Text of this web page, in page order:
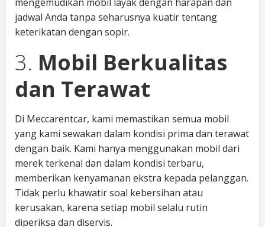
jadwal Anda tanpa seharusnya kuatir tentang
keterikatan dengan sopir.
3. Mobil Berkualitas
dan Terawat
Di Meccarentcar, kami memastikan semua mobil
yang kami sewakan dalam kondisi prima dan terawat
dengan baik. Kami hanya menggunakan mobil dari
merek terkenal dan dalam kondisi terbaru,
memberikan kenyamanan ekstra kepada pelanggan.
Tidak perlu khawatir soal kebersihan atau
kerusakan, karena setiap mobil selalu rutin
diperiksa dan diservis.